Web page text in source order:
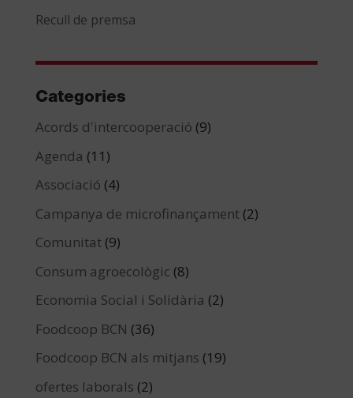
Recull de premsa
Categories
Acords d'intercooperació (9)
Agenda (11)
Associació (4)
Campanya de microfinançament(2)
Comunitat(9)
Consum agroecològic (8)
Economia Social i Solidària (2)
Foodcoop BCN (36)
Foodcoop BCN als mitjans (19)
ofertes laborals (2)